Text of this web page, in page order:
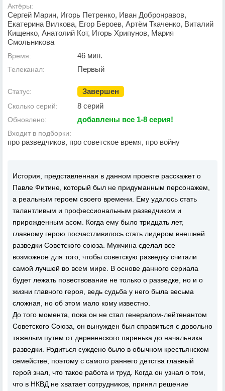
Актёры:
Сергей Марин, Игорь Петренко, Иван Добронравов,
Екатерина Вилкова, Егор Бероев, Артём Ткаченко, Виталий
Кищенко, Анатолий Кот, Игорь Хрипунов, Мария
Смольникова
Время: 46 мин.
Телеканал: Первый
Статус: Завершен
Сколько серий: 8 серий
Обновлено: добавлены все 1-8 серия!
Входит в подборки:
про разведчиков, про советское время, про войну
История, представленная в данном проекте расскажет о
Павле Фитине, который был не придуманным персонажем,
а реальным героем своего времени. Ему удалось стать
талантливым и профессиональным разведчиком и
прирожденным асом. Когда ему было тридцать лет,
главному герою посчастливилось стать лидером внешней
разведки Советского союза. Мужчина сделал все
возможное для того, чтобы советскую разведку считали
самой лучшей во всем мире. В основе данного сериала
будет лежать повествование не только о разведке, но и о
жизни главного героя, ведь судьба у него была весьма
сложная, но об этом мало кому известно.
До того момента, пока он не стал генералом-лейтенантом
Советского Союза, он вынужден был справиться с довольно
тяжелым путем от деревенского паренька до начальника
разведки. Родиться суждено было в обычном крестьянском
семействе, поэтому с самого раннего детства главный
герой знал, что такое работа и труд. Когда он узнал о том,
что в НКВД не хватает сотрудников, принял решение